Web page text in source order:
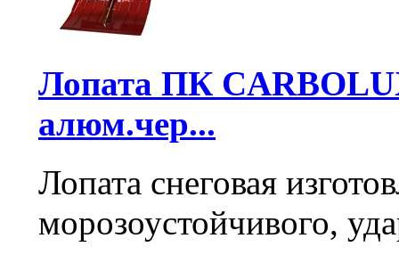
Лопата ПК
алюм.чер...
Лопата снеговая
морозоустойчивого,